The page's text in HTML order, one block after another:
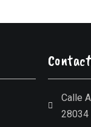
Calle
28034